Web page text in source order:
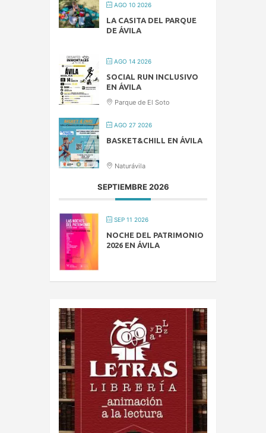
AGO 10 2026
LA CASITA DEL PARQUE
DE ÁVILA
AGO 14 2026
SOCIAL RUN INCLUSIVO
EN ÁVILA
Parque de El Soto
AGO 27 2026
BASKET&CHILL EN ÁVILA
Naturávila
SEPTIEMBRE 2026
SEP 11 2026
NOCHE DEL PATRIMONIO
2026 EN ÁVILA